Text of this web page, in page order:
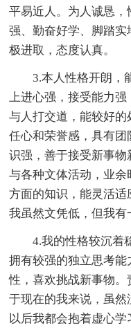
平易近人。为人诚恳
强、勤奋好学、脚踏
极进取，态度认真。
3.本人性格开朗，能
上进心强，接受能力
与人打交道，能较好
任心和荣誉感，具有
识强，善于接受新事
与各种文体活动，业
方面的知识，能灵活适
我虽然文凭低，但我有
4.我的性格较沉着稳
拥有较强的独立思考
性，喜欢挑战新事物
于现在的我来说，虽
以后我都会抱着虚心